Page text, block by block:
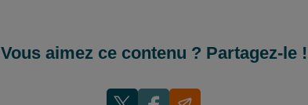
Vous aimez ce contenu ? Partagez-le !